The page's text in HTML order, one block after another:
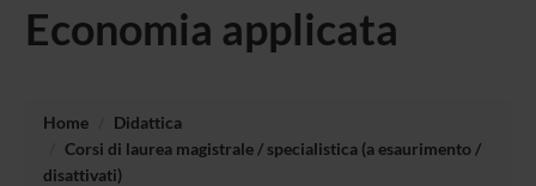
Economia applicata
Home
Didattica
Corsi di laurea magistrale / specialistica (a esaurimento /
disattivati)